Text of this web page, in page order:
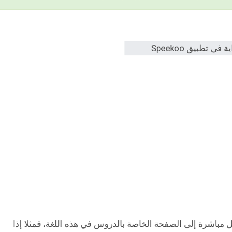
إلى الصفحة الخاصة بالدروس في هذه اللغة، فمثلا إذا